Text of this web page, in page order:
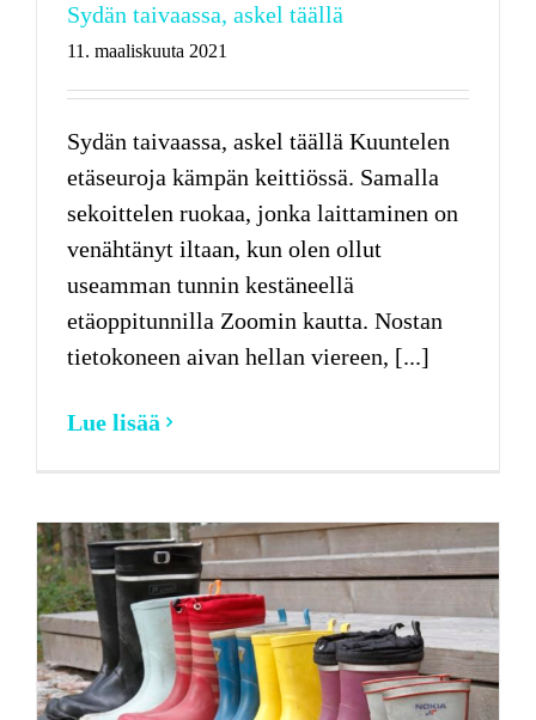
Sydän taivaassa, askel täällä
11. maaliskuuta 2021
Sydän taivaassa, askel täällä Kuuntelen
etäseuroja kämpän keittiössä. Samalla
sekoittelen ruokaa, jonka laittaminen on
venähtänyt iltaan, kun olen ollut
useamman tunnin kestäneellä
etäoppitunnilla Zoomin kautta. Nostan
tietokoneen aivan hellan viereen, [...]
Lue lisää